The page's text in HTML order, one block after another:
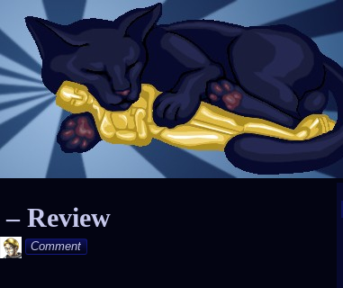
Skip
to
content
Review
Andy
Comment